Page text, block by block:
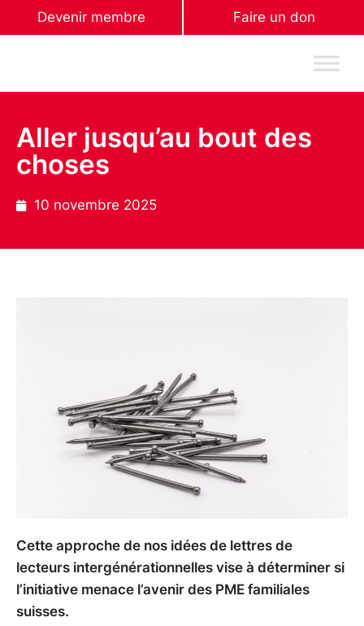
Devenir membre Faire un don
Aller jusqu’au bout des
choses
10 novembre 2025
Cette approche de nos idées de lettres de
lecteurs intergénérationnelles vise à déterminer si
l’initiative menace l’avenir des PME familiales
suisses.